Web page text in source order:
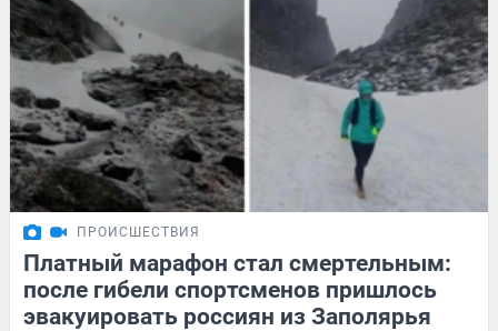
ПРОИСШЕСТВИЯ
Платный марафон стал смертельным:
после гибели спортсменов пришлось
эвакуировать россиян из Заполярья